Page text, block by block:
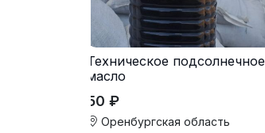
Техническое подсолнечное
масло
50 ₽
Оренбургская область